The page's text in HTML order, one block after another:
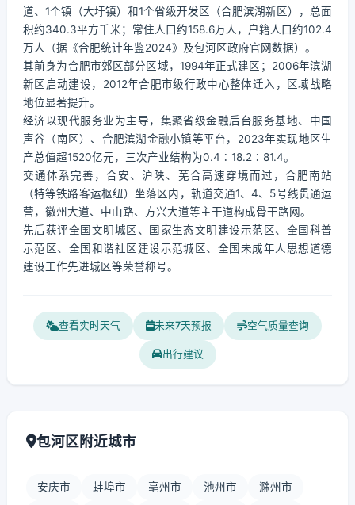
道、1个镇（大圩镇）和1个省级开发区（合肥滨湖新区），总面
积约340.3平方千米；常住人口约158.6万人，户籍人口约102.4
万人（据《合肥统计年鉴2024》及包河区政府官网数据）。
其前身为合肥市郊区部分区域，1994年正式建区；2006年滨湖
新区启动建设，2012年合肥市级行政中心整体迁入，区域战略
地位显著提升。
经济以现代服务业为主导，集聚省级金融后台服务基地、中国
声谷（南区）、合肥滨湖金融小镇等平台，2023年实现地区生
产总值超1520亿元，三次产业结构为0.4∶18.2∶81.4。
交通体系完善，合安、沪陕、芜合高速穿境而过，合肥南站
（特等铁路客运枢纽）坐落区内，轨道交通1、4、5号线贯通运
营，徽州大道、中山路、方兴大道等主干道构成骨干路网。
先后获评全国文明城区、国家生态文明建设示范区、全国科普
示范区、全国和谐社区建设示范城区、全国未成年人思想道德
建设工作先进城区等荣誉称号。
查看实时天气 未来7天预报 空气质量查询
出行建议
包河区附近城市
安庆市 蚌埠市 亳州市 池州市 滁州市